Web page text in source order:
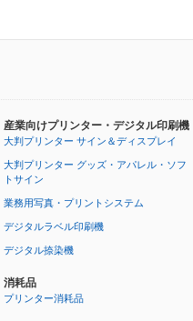
産業向けプリンター・デジタル印刷機
大判プリンター サイン＆ディスプレイ
大判プリンター グッズ・アパレル・ソフ
トサイン
業務用写真・プリントシステム
デジタルラベル印刷機
デジタル捺染機
消耗品
プリンター消耗品